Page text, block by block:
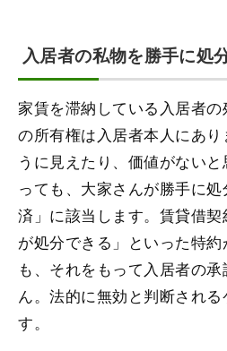
入居者の私物を勝手に処
家賃を滞納している入居者
の所有権は入居者本人にあ
うに見えたり、価値がない
っても、大家さんが勝手に
済」に該当します。賃貸借
が処分できる」といった特
も、それをもって入居者の
ん。法的に無効と判断され
す。